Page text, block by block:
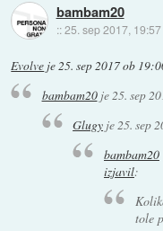
bambam20
::25. sep 2017, 19:57
Evolve je25. sep 2017 ob
bambam20je25. sep
Glugy je25. sep
bambam20
izjavil:
tole